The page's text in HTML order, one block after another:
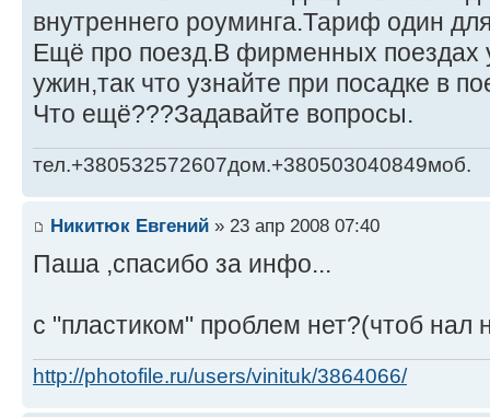
внутреннего роуминга.Тариф один
Ещё про поезд.В фирменных поездах
ужин,так что узнайте при посадке в
Что ещё???Задавайте вопросы.
тел.+380532572607дом.+380503040849моб.
Никитюк Евгений » 23 апр 2008 07:40
Паша ,спасибо за инфо...
с "пластиком" проблем нет?(чтоб нал
http://photofile.ru/users/vinituk/3864066/